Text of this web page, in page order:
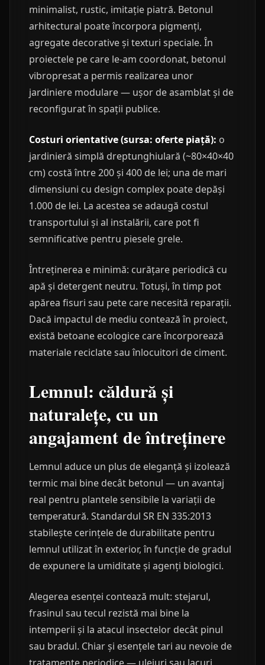
minimalist, rustic, imitație piatră. Betonul
arhitectural poate încorpora pigmenți,
agregate decorative și texturi speciale. În
proiectele pe care le-am coordonat, betonul
vibropresat a permis realizarea unor
jardiniere modulare — ușor de asamblat și de
reconfigurat în spații publice.
Costuri orientative (sursa: oferte piață): o
jardinieră simplă dreptunghiulară (~80×40×40
cm) costă între 200 și 400 de lei; una de mari
dimensiuni cu design complex poate depăși
1.000 de lei. La acestea se adaugă costul
transportului și al instalării, care pot fi
semnificative pentru piesele grele.
Întreținerea e minimă: curățare periodică cu
apă și detergent neutru. Totuși, în timp pot
apărea fisuri sau pete care necesită reparații.
Dacă impactul de mediu contează în proiect,
există betoane ecologice care încorporează
materiale reciclate sau înlocuitori de ciment.
Lemnul: căldură și
naturalețe, cu un
angajament de întreținere
Lemnul aduce un plus de eleganță și izolează
termic mai bine decât betonul — un avantaj
real pentru plantele sensibile la variații de
temperatură. Standardul SR EN 335:2013
stabilește cerințele de durabilitate pentru
lemnul utilizat în exterior, în funcție de gradul
de expunere la umiditate și agenți biologici.
Alegerea esenței contează mult: stejarul,
frasinul sau tecul rezistă mai bine la
intemperii și la atacul insectelor decât pinul
sau bradul. Chiar și esențele tari au nevoie de